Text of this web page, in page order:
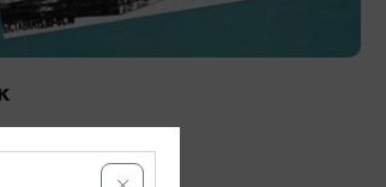
«Дом китобоя»